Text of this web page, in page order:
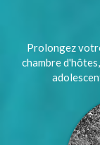
Prolongez
chambre